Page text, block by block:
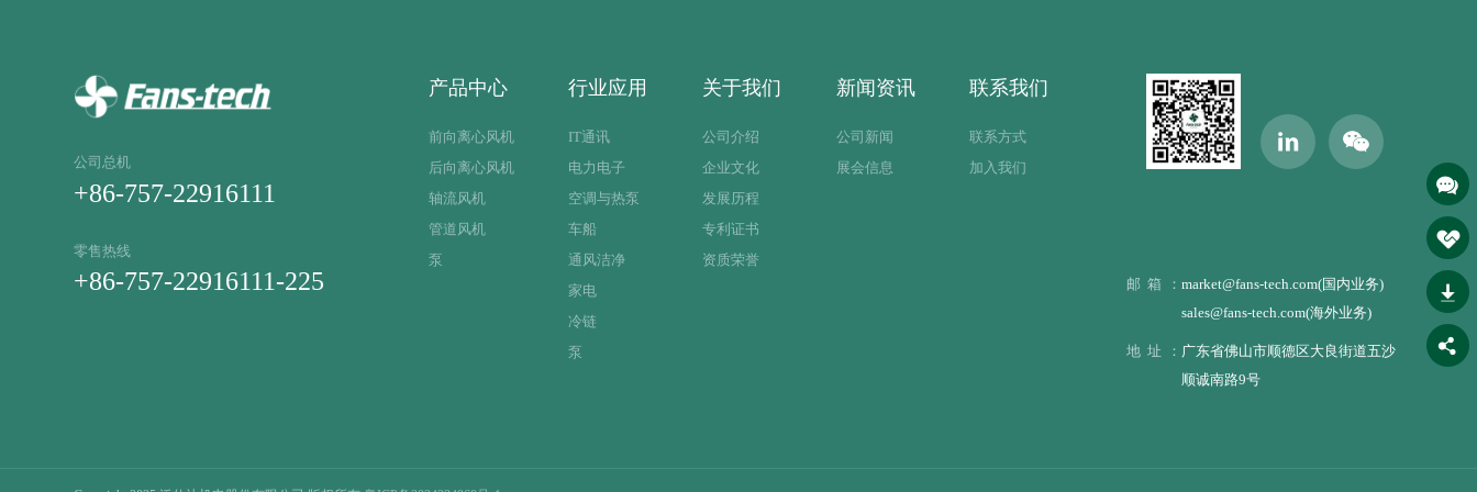
公司总机
+86-757-22916111
零售热线
+86-757-22916111-225
产品中心
前向离心风机
后向离心风机
轴流风机
管道风机
泵
行业应用
IT通讯
电力电子
空调与热泵
车船
通风洁净
家电
冷链
泵
关于我们
公司介绍
企业文化
发展历程
专利证书
资质荣誉
新闻资讯
公司新闻
展会信息
联系我们
联系方式
加入我们
邮箱：market@fans-tech.com(国内业务)
sales@fans-tech.com(海外业务)
地址： 广东省佛山市顺德区大良街道五沙
顺诚南路9号